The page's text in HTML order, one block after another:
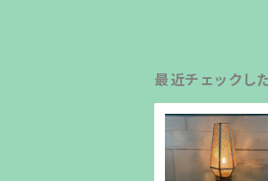
最近チェックし